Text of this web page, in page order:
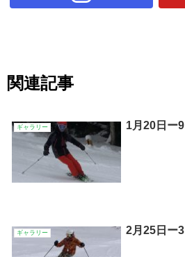
関連記事
ギャラリー 1月20日ー9
ギャラリー 2月25日ー3